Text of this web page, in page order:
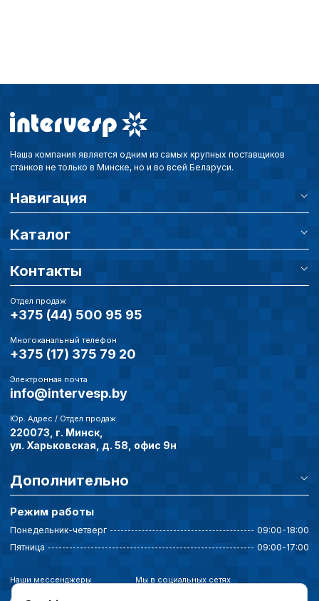
Наша компания является одним из самых крупных поставщиков
станков не только в Минске, но и во всей Беларуси.
Навигация
Каталог
Контакты
Отдел продаж
+375 (44) 500 95 95
Многоканальный телефон
+375 (17) 375 79 20
Электронная почта
info@intervesp.by
Юр. Адрес / Отдел продаж
220073, г. Минск,
ул. Харьковская, д. 58, офис 9н
Дополнительно
Режим работы
Понедельник-четверг
09:00-18:00
Пятница
09:00-17:00
Наши мессенджеры Мы в социальных сетях